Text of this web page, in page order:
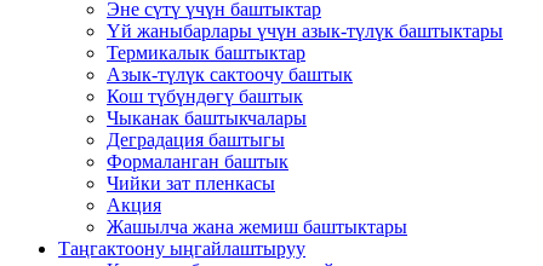
Эне сүтү үчүн баштыктар
Үй жаныбарлары үчүн азык-түлүк баштыктары
Термикалык баштыктар
Азык-түлүк сактоочу баштык
Кош түбүндөгү баштык
Чыканак баштыкчалары
Деградация баштыгы
Формаланган баштык
Чийки зат пленкасы
Акция
Жашылча жана жемиш баштыктары
Таңгактоону ыңгайлаштыруу